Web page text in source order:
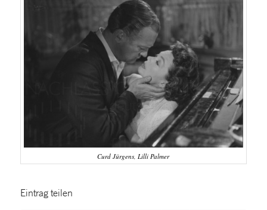
Curd Jürgens, Lilli Palmer
Eintrag teilen